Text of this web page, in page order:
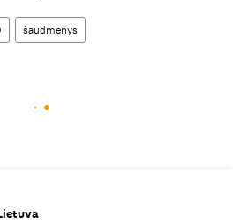
šaudmenys